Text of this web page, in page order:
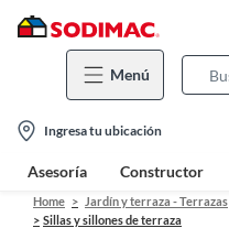
Menú
location-
icon
Ingresa tu ubicación
Asesoría Constructor
Home Jardín y terraza - Terrazas
Sillas y sillones de terraza